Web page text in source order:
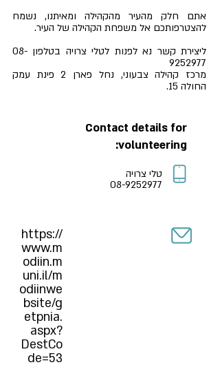
אתם חלק מהעיר מהקהילה ומאיתנו, נשמח
להצטרפותכם אל משפחת הקהילה של העיר.
ליצירת קשר נא לפנות לטלי צרויה בטלפון 08-
9252977
מרכז קהילה צבעוני, נחל פארן 2 פינת עמק
החולה 15.
Contact details for
volunteering:
טלי צרויה
08-9252977
https://
www.m
odiin.m
uni.il/m
odiinwe
bsite/g
etpnia.
aspx?
DestCo
de=53